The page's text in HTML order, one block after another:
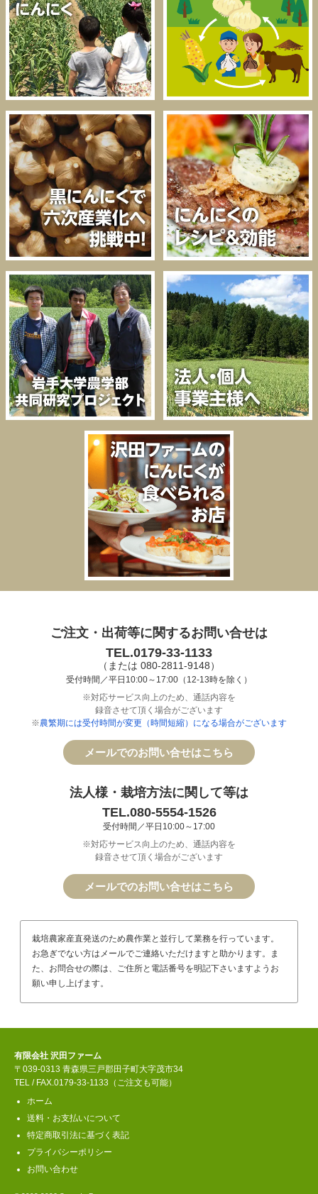
ご注文・出荷等に関するお問い合せは
TEL.0179-33-1133
（または 080-2811-9148）
受付時間／平日10:00～17:00（12-13時を除く）
※対応サービス向上のため、通話内容を
録音させて頂く場合がございます
※農繁期には受付時間が変更（時間短縮）になる場合がございます
メールでのお問い合せはこちら
法人様・栽培方法に関して等は
TEL.080-5554-1526
受付時間／平日10:00～17:00
※対応サービス向上のため、通話内容を
録音させて頂く場合がございます
メールでのお問い合せはこちら
栽培農家産直発送のため農作業と並行して業務を行っています。
お急ぎでない方はメールでご連絡いただけますと助かります。ま
た、お問合せの際は、ご住所と電話番号を明記下さいますようお
願い申し上げます。
有限会社 沢田ファーム
〒039-0313 青森県三戸郡田子町大字茂市34
TEL / FAX.0179-33-1133（ご注文も可能）
ホーム
送料・お支払いについて
特定商取引法に基づく表記
プライバシーポリシー
お問い合わせ